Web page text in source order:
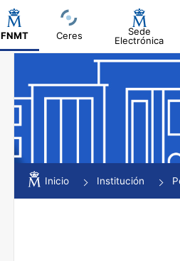
FNMT Ceres
Sede
Electrónica
Mostrar/Ocultar
Mostrar/Ocultar
Inicio Institución